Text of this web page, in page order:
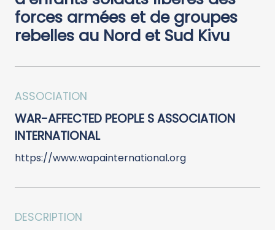
forces armées et de groupes
rebelles au Nord et Sud Kivu
ASSOCIATION
WAR-AFFECTED PEOPLE S ASSOCIATION
INTERNATIONAL
https://www.wapainternational.org
DESCRIPTION